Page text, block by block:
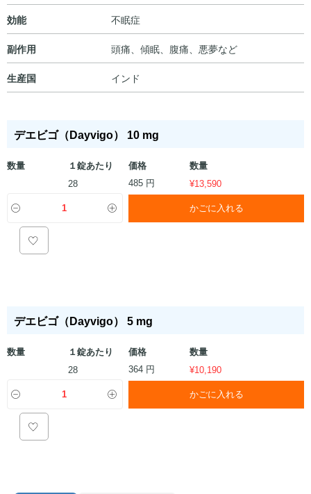
効能 不眠症
副作用 頭痛、傾眠、腹痛、悪夢など
生産国 インド
デエビゴ（Dayvigo） 10 mg
数量 １錠あたり 価格
数量
28
485 円 ¥13,590
かごに入れる
デエビゴ（Dayvigo） 5 mg
数量 １錠あたり 価格
数量
28
364 円 ¥10,190
かごに入れる